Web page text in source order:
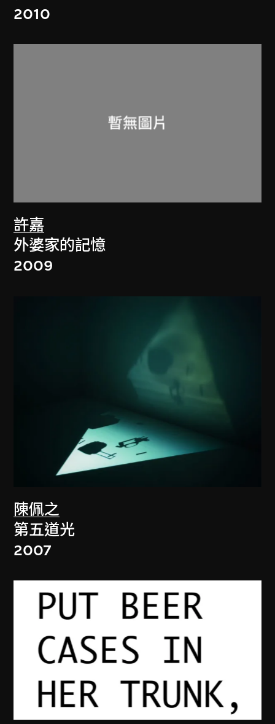
2010
許嘉
外婆家的記憶
2009
陳佩之
第五道光
2007